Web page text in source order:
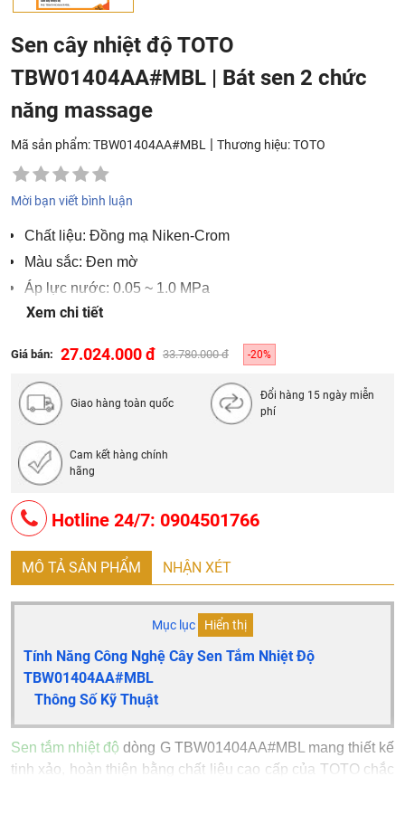
Sen cây nhiệt độ TOTO
TBW01404AA#MBL | Bát sen 2 chức
năng massage
Mã sản phẩm: TBW01404AA#MBL | Thương hiệu:TOTO
Mời bạn viết bình luận
Chất liệu: Đồng mạ Niken-Crom
Màu sắc: Đen mờ
Áp lực nước: 0.05 ~ 1.0 MPa
Lưu ý: Không bao gồm bát sen cầm tay
Xem chi tiết
Giá bán: 27.024.000 đ 33.780.000 đ -20%
Giao hàng toàn quốc
Đổi hàng 15 ngày miễn
phí
Cam kết hàng chính
hãng
Hotline 24/7: 0904501766
MÔ TẢ SẢN PHẨM NHẬN XÉT
Mục lục Hiển thị
Tính Năng Công Nghệ Cây Sen Tắm Nhiệt Độ
TBW01404AA#MBL
Thông Số Kỹ Thuật
Sen tắm nhiệt độ dòng G TBW01404AA#MBL mang thiết kế
tinh xảo, hoàn thiện bằng chất liệu cao cấp của TOTO chắc